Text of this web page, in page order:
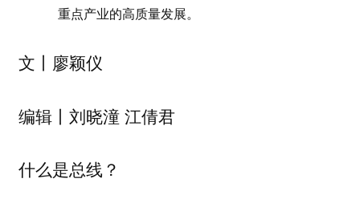
重点产业的高质量发展。
文丨 廖颖仪
编辑丨 刘晓潼 江倩君
什么是总线？